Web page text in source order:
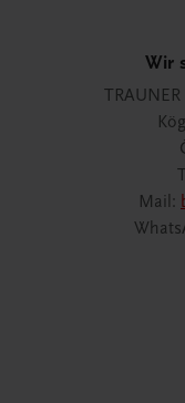
Wir
Mail: